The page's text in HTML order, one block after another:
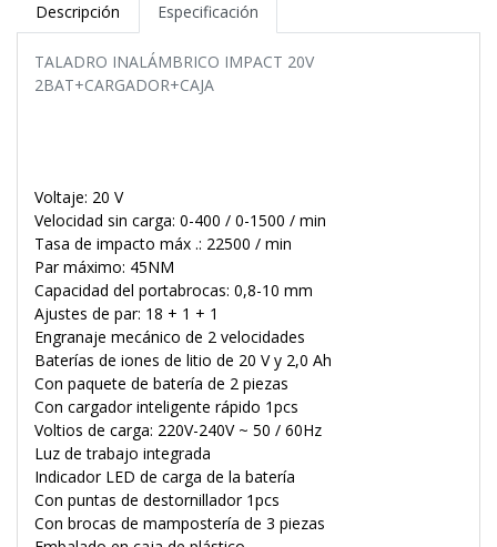
Descripción Especificación
TALADRO INALÁMBRICO IMPACT 20V
2BAT+CARGADOR+CAJA
Voltaje: 20 V
Velocidad sin carga: 0-400 / 0-1500 / min
Tasa de impacto máx .: 22500 / min
Par máximo: 45NM
Capacidad del portabrocas: 0,8-10 mm
Ajustes de par: 18 + 1 + 1
Engranaje mecánico de 2 velocidades
Baterías de iones de litio de 20 V y 2,0 Ah
Con paquete de batería de 2 piezas
Con cargador inteligente rápido 1pcs
Voltios de carga: 220V-240V ~ 50 / 60Hz
Luz de trabajo integrada
Indicador LED de carga de la batería
Con puntas de destornillador 1pcs
Con brocas de mampostería de 3 piezas